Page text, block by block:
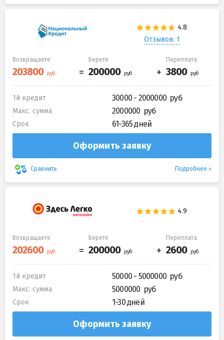
Отзывов: 1
Возвращаете Берете Переплата
1й кредит 30000 - 2000000
Макс. сумма 2000000
Срок 61-365 дней
Оформить заявку
Сравнить Подробнее
Возвращаете Берете Переплата
1й кредит 50000 - 5000000
Макс. сумма 5000000
Срок 1-30 дней
Оформить заявку